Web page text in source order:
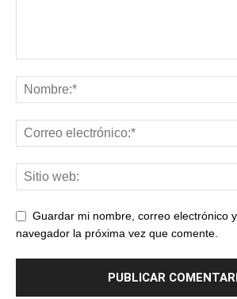
Guardar mi nombre, correo electrónico
navegador la próxima vez que comente.